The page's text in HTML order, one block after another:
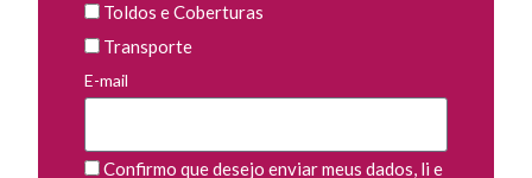
Toldos e Coberturas
Transporte
E-mail
Confirmo que desejo enviar meus dados, li e